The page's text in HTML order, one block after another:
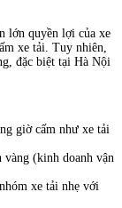
lớn quyền lợi của xe
xe tải. Tuy nhiên,
đặc biệt tại Hà Nội
giờ cấm như xe tải
vàng (kinh doanh vận
xe tải nhẹ với